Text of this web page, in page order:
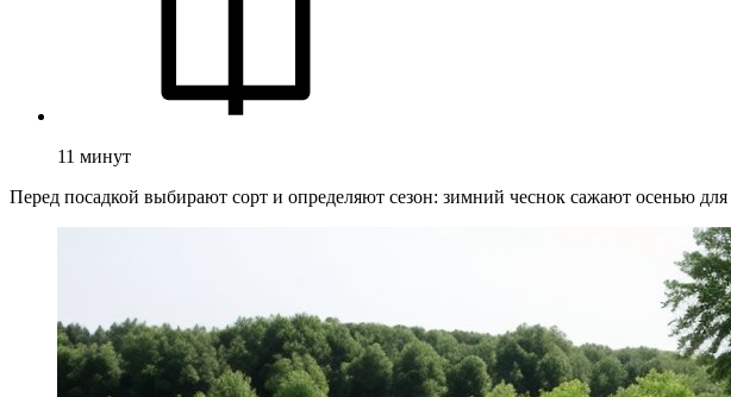
11 минут
Перед посадкой выбирают сорт и определяют сезон: зимний чеснок сажают осенью